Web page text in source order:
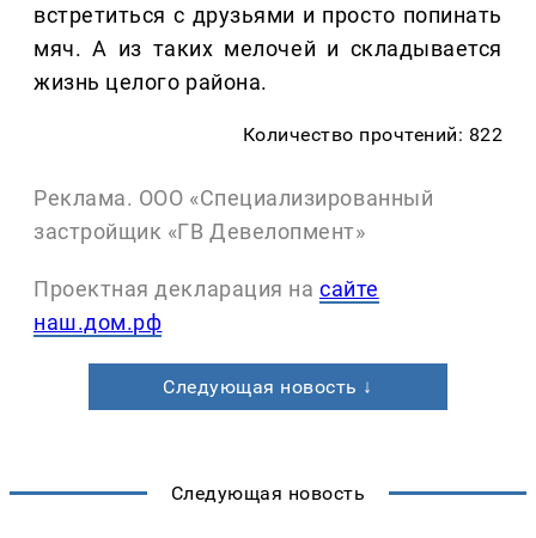
встретиться с друзьями и просто попинать
мяч. А из таких мелочей и складывается
жизнь целого района.
Количество прочтений: 822
Реклама. ООО «Специализированный
застройщик «ГВ Девелопмент»
Проектная декларация на сайте
наш.дом.рф
Следующая новость ↓
Следующая новость